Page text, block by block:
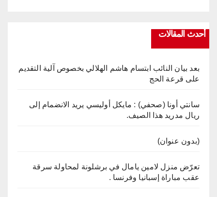
أحدث المقالات
بعد بيان النائب ابتسام هاشم الهلالي بخصوص آلية التقديم
على قرعة الحج
سانتي أونا (صحفي) : مايكل أوليسي يريد الانضمام إلى
ريال مدريد هذا الصيف.
(بدون عنوان)
تعرّض منزل لامين يامال في برشلونة لمحاولة سرقة
عقب مباراة إسبانيا وفرنسا .